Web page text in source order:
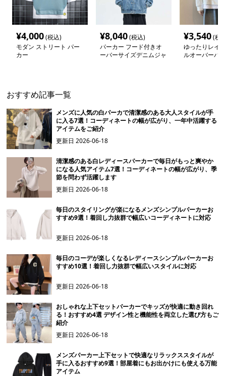
¥4,000(税込)
モダン ストリート パー
カー
¥8,040(税込)
パーカー フード付きオ
ーバーサイズデニムジャ
¥3,540(税
ゆったりレイ
ルオーバーパ
おすすめ記事一覧
メンズに人気の白パーカで清潔感のある大人スタイルが手
に入る7選！コーディネートの幅が広がり、一年中活躍する
アイテムをご紹介
更新日2026-06-18
清潔感のある白レディースパーカーで毎日がもっと爽やか
になる人気アイテム7選！コーディネートの幅が広がり、季
節を問わず活躍します
更新日2026-06-18
毎日のスタイリングが楽になるメンズシンプルパーカーお
すすめ9選！着回し力抜群で幅広いコーディネートに対応
更新日2026-06-18
毎日のコーデが楽しくなるレディースシンプルパーカーお
すすめ10選！着回し力抜群で幅広いスタイルに対応
更新日2026-06-18
おしゃれな上下セットパーカーでキッズが快適に動き回れ
る！おすすめ4選 デザイン性と機能性を両立した選び方もご
紹介
更新日2026-06-18
メンズパーカー上下セットで快適なリラックススタイルが
手に入るおすすめ9選！部屋着にもお出かけにも使える万能
アイテム